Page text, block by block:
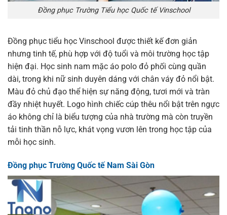
Đồng phục Trường Tiểu học Quốc tế Vinschool
Đồng phục tiểu học Vinschool được thiết kế đơn giản
nhưng tinh tế, phù hợp với độ tuổi và môi trường học tập
hiện đại. Học sinh nam mặc áo polo đỏ phối cùng quần
dài, trong khi nữ sinh duyên dáng với chân váy đỏ nổi bật.
Màu đỏ chủ đạo thể hiện sự năng động, tươi mới và tràn
đầy nhiệt huyết. Logo hình chiếc cúp thêu nổi bật trên ngực
áo không chỉ là biểu tượng của nhà trường mà còn truyền
tải tinh thần nỗ lực, khát vọng vươn lên trong học tập của
mỗi học sinh.
Đồng phục Trường Quốc tế Nam Sài Gòn